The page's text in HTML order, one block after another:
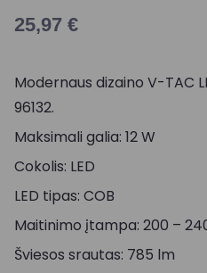
25,97 €
Modernaus dizaino V-TAC
96132.
Maksimali galia: 12 W
Cokolis: LED
LED tipas: COB
Maitinimo įtampa: 200 –
Šviesos srautas: 785 lm